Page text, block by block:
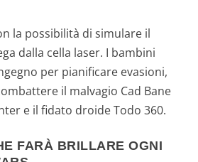
la possibilità di simulare il
dalla cella laser. I bambini
per pianificare evasioni,
il malvagio Cad Bane
e il fidato droide Todo 360.
FARÀ BRILLARE OGNI